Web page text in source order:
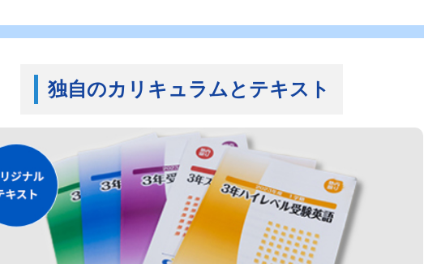
独自のカリキュラムとテキスト